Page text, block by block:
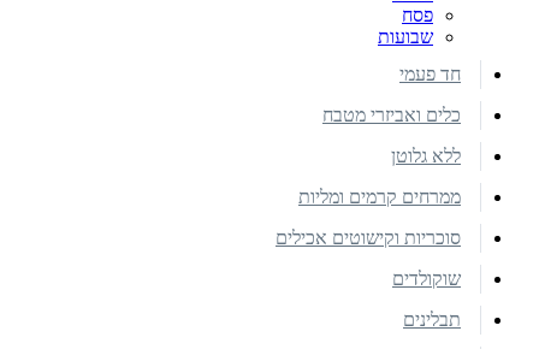
פסח
שבועות
חד פעמי
כלים ואביזרי מטבח
ללא גלוטן
ממרחים קרמים ומליות
סוכריות וקישוטים אכילים
שוקולדים
תבלינים